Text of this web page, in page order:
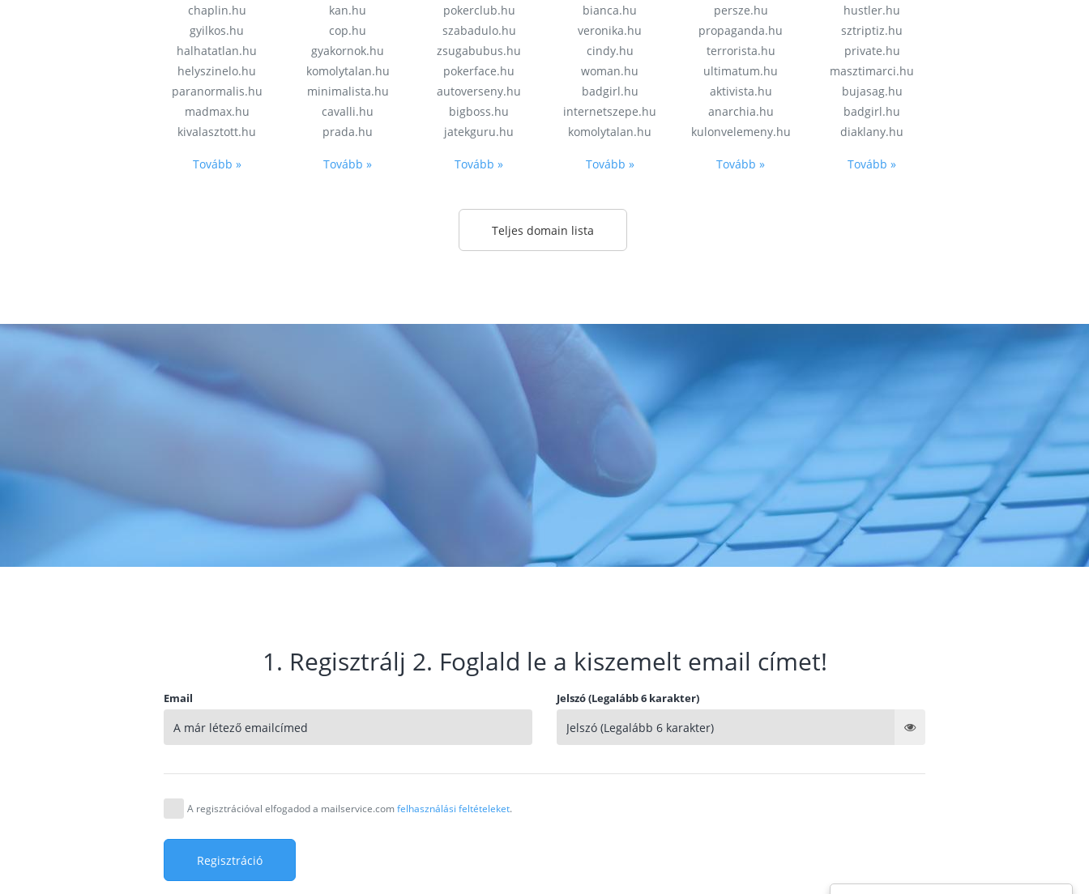
chaplin.hu
gyilkos.hu
halhatatlan.hu
helyszinelo.hu
paranormalis.hu
madmax.hu
kivalasztott.hu
Tovább »
kan.hu
cop.hu
gyakornok.hu
komolytalan.hu
minimalista.hu
cavalli.hu
prada.hu
Tovább »
pokerclub.hu
szabadulo.hu
zsugabubus.hu
pokerface.hu
autoverseny.hu
bigboss.hu
jatekguru.hu
Tovább »
bianca.hu
veronika.hu
cindy.hu
woman.hu
badgirl.hu
internetszepe.hu
komolytalan.hu
Tovább »
persze.hu
propaganda.hu
terrorista.hu
ultimatum.hu
aktivista.hu
anarchia.hu
kulonvelemeny.hu
Tovább »
hustler.hu
sztriptiz.hu
private.hu
masztimarci.hu
bujasag.hu
badgirl.hu
diaklany.hu
Tovább »
Teljes domain lista
1. Regisztrálj 2. Foglald le a kiszemelt email címet!
Email Jelszó (Legalább 6 karakter)
A regisztrációval elfogadod a mailservice.comfelhasználási feltételeket.
Regisztráció